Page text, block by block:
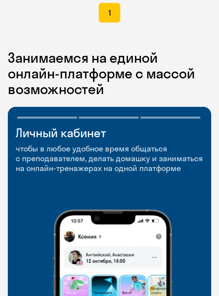
1
Занимаемся на единой
онлайн-платформе с массой
возможностей
Личный кабинет
чтобы в любое удобное время общаться
с преподавателем, делать домашку и заниматься
на онлайн-тренажерах на одной платформе
Мобильное
приложение
чтобы заниматься и изучать новые слова где
и когда удобно
Разговорные клубы
и Talks
Групповые занятия для разговорной практики
и индивидуальные встречи с преподавателями